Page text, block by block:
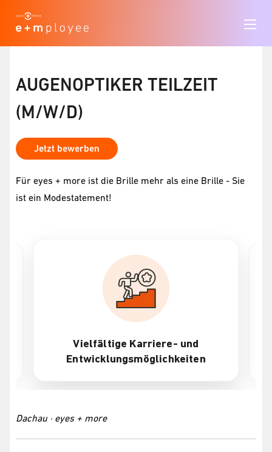
AUGENOPTIKER TEILZEIT
(M/W/D)
Jetzt bewerben
Für eyes + more ist die Brille mehr als eine Brille - Sie
ist ein Modestatement!
Vielfältige Karriere- und
Entwicklungsmöglichkeiten
Dachau · eyes + more